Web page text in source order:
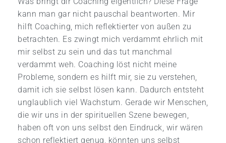
kann man gar nicht pauschal beantworten. Mir
hilft Coaching, mich reflektierter von außen zu
betrachten. Es zwingt mich verdammt ehrlich mit
mir selbst zu sein und das tut manchmal
verdammt weh. Coaching löst nicht meine
Probleme, sondern es hilft mir, sie zu verstehen,
damit ich sie selbst lösen kann. Dadurch entsteht
unglaublich viel Wachstum. Gerade wir Menschen,
die wir uns in der spirituellen Szene bewegen,
haben oft von uns selbst den Eindruck, wir wären
schon reflektiert genug, könnten uns selbst